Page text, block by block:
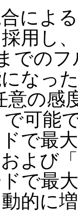
によ
用し
での
なっ
意の感
で可能
で最
および
で最
的に